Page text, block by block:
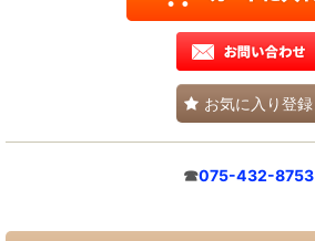
お気に入り登録
☎075-432-8753